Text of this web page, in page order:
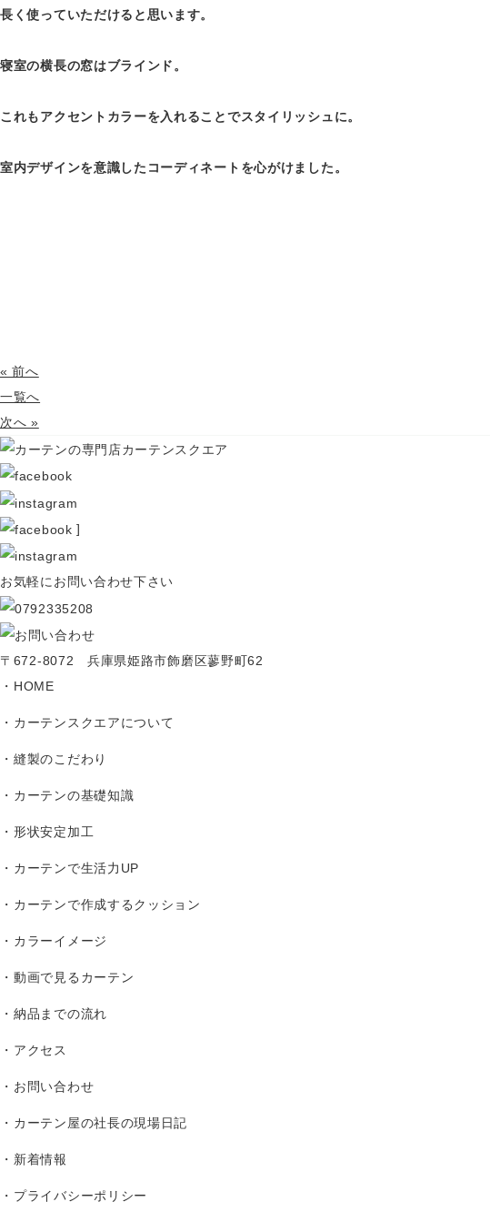
長く使っていただけると思います。
寝室の横長の窓はブラインド。
これもアクセントカラーを入れることでスタイリッシュに。
室内デザインを意識したコーディネートを心がけました。
« 前へ
一覧へ
次へ »
]
お気軽にお問い合わせ下さい
〒672-8072 兵庫県姫路市飾磨区蓼野町62
HOME
カーテンスクエアについて
縫製のこだわり
カーテンの基礎知識
形状安定加工
カーテンで生活力UP
カーテンで作成するクッション
カラーイメージ
動画で見るカーテン
納品までの流れ
アクセス
お問い合わせ
カーテン屋の社長の現場日記
新着情報
プライバシーポリシー